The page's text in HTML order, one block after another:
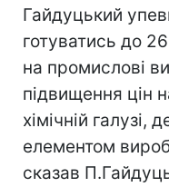
Гайдуцький
готуватись до
на промислові
підвищення цін
хімічній галузі,
елементом
сказав